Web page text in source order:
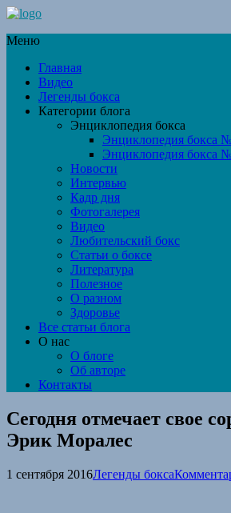
Меню
Главная
Видео
Легенды бокса
Категории блога
Энциклопедия бокса
Энциклопедия бокса
Энциклопедия бокса
Новости
Интервью
Кадр дня
Фотогалерея
Видео
Любительский бокс
Статьи о боксе
Литература
Полезное
О разном
Здоровье
Все статьи блога
О нас
О блоге
Об авторе
Контакты
Сегодня отмечает свое
Эрик Моралес
1 сентября 2016Легенды бокса